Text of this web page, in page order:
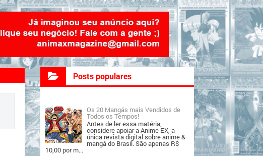
Posts populares
Os 20 Mangás mais Vendidos de
Todos os Tempos!
Antes de ler essa matéria,
considere apoiar a Anime EX, a
única revista digital sobre anime &
mangá do Brasil. São apenas R$
10,00 por m...